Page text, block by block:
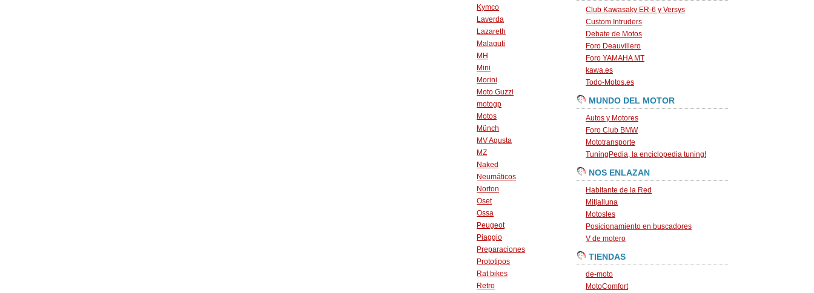
Kymco
Laverda
Lazareth
Malaguti
MH
Mini
Morini
Moto Guzzi
motogp
Motos
Münch
MV Agusta
MZ
Naked
Neumáticos
Norton
Oset
Ossa
Peugeot
Piaggio
Preparaciones
Prototipos
Rat bikes
Retro
Club Kawasaky ER-6 y Versys
Custom Intruders
Debate de Motos
Foro Deauvillero
Foro YAMAHA MT
kawa.es
Todo-Motos.es
MUNDO DEL MOTOR
Autos y Motores
Foro Club BMW
Mototransporte
TuningPedia, la enciclopedia tuning!
NOS ENLAZAN
Habitante de la Red
Mitjalluna
Motosles
Posicionamiento en buscadores
V de motero
TIENDAS
de-moto
MotoComfort